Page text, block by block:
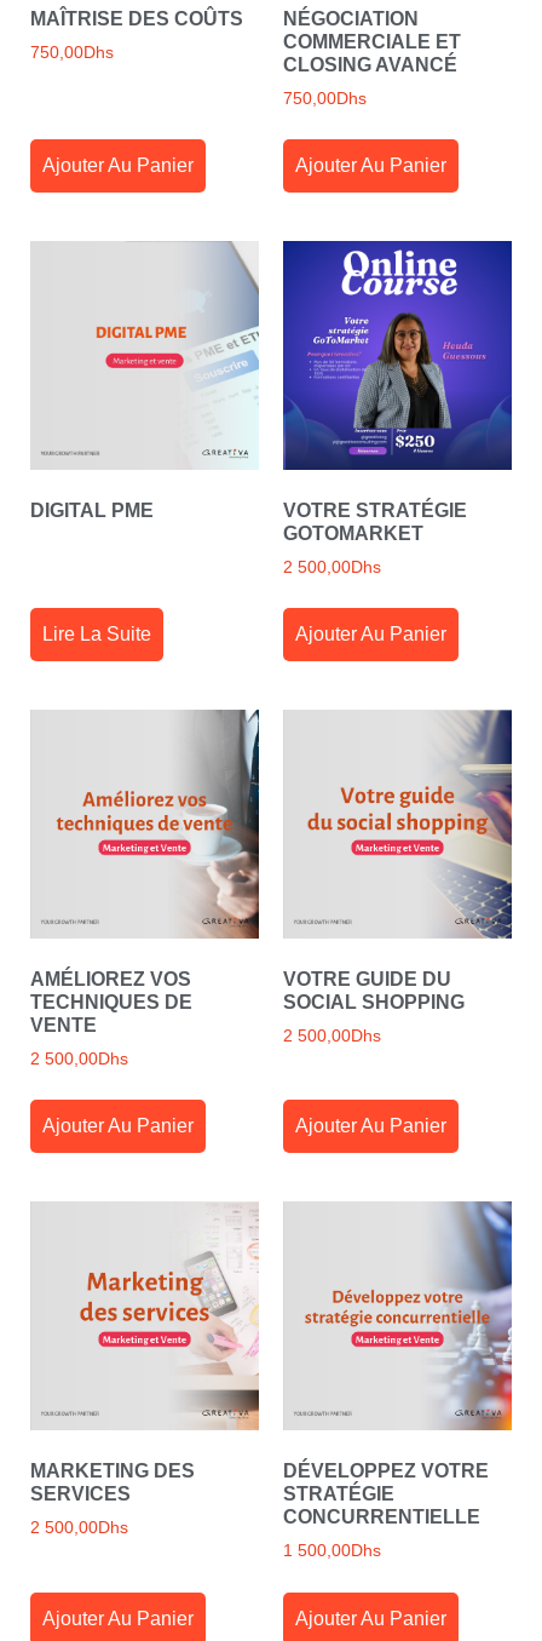
MAÎTRISE DES COÛTS
750,00Dhs
Ajouter Au Panier
NÉGOCIATION
COMMERCIALE ET
CLOSING AVANCÉ
750,00Dhs
Ajouter Au Panier
DIGITAL PME
Lire La Suite
VOTRE STRATÉGIE
GOTOMARKET
2 500,00Dhs
Ajouter Au Panier
AMÉLIOREZ VOS
TECHNIQUES DE
VENTE
2 500,00Dhs
Ajouter Au Panier
VOTRE GUIDE DU
SOCIAL SHOPPING
2 500,00Dhs
Ajouter Au Panier
MARKETING DES
SERVICES
2 500,00Dhs
Ajouter Au Panier
DÉVELOPPEZ VOTRE
STRATÉGIE
CONCURRENTIELLE
1 500,00Dhs
Ajouter Au Panier